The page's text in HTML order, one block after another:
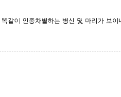
같이 인종차별하는 병신 몇 마리가 보이